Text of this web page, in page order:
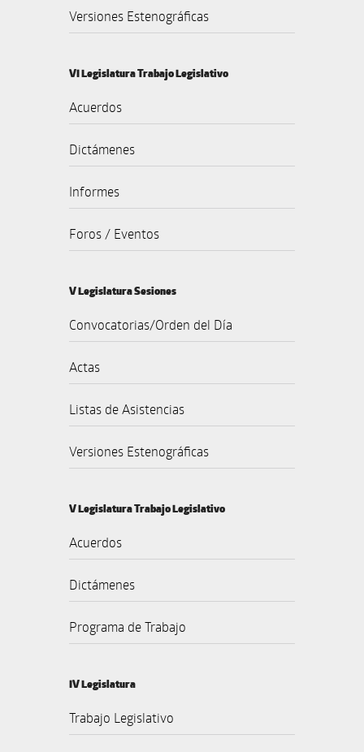
Versiones Estenográficas
VI Legislatura Trabajo Legislativo
Acuerdos
Dictámenes
Informes
Foros / Eventos
V Legislatura Sesiones
Convocatorias/Orden del Día
Actas
Listas de Asistencias
Versiones Estenográficas
V Legislatura Trabajo Legislativo
Acuerdos
Dictámenes
Programa de Trabajo
IV Legislatura
Trabajo Legislativo